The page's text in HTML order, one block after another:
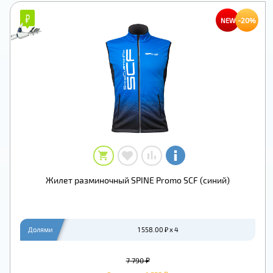
₽
₽
Жилет разминочный SPINE Promo SCF (синий)
Долями 1 558.00 ₽ x 4
7 790 ₽
NEW -20%